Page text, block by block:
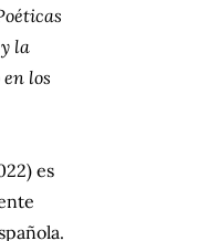
la
los
es